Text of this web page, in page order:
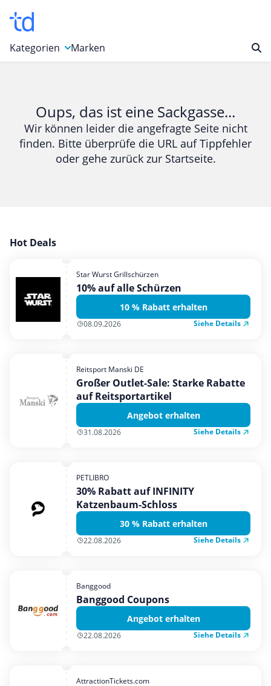
Kategorien
Bücher & Magazine
Computer & Elektronik
Entertainment & Media
Garten, Haushalt & Tiere
Mobilfunk & Internet
Mode & Accessoires
Shopping
Urlaub & Reise
Marken
Oups, das ist eine Sackgasse...
Wir können leider die angefragte Seite nicht
finden. Bitte überprüfe die URL auf Tippfehler
oder gehe zurück zur Startseite.
Hot Deals
Star Wurst Grillschürzen
10% auf alle Schürzen
10 % Rabatt erhalten
08.09.2026 Siehe Details
Reitsport Manski DE
Großer Outlet-Sale: Starke Rabatte
auf Reitsportartikel
Angebot erhalten
31.08.2026 Siehe Details
PETLIBRO
30% Rabatt auf INFINITY
Katzenbaum-Schloss
30 % Rabatt erhalten
22.08.2026 Siehe Details
Banggood
Banggood Coupons
Angebot erhalten
22.08.2026 Siehe Details
AttractionTickets.com